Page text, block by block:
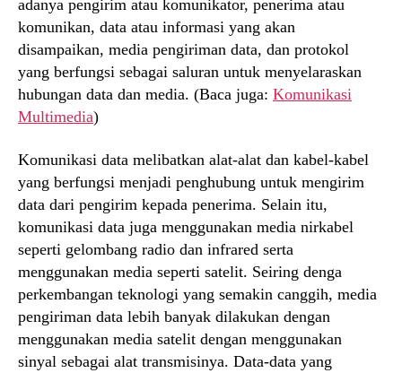
adanya pengirim atau komunikator, penerima atau
komunikan, data atau informasi yang akan
disampaikan, media pengiriman data, dan protokol
yang berfungsi sebagai saluran untuk menyelaraskan
hubungan data dan media. (Baca juga: Komunikasi
Multimedia)
Komunikasi data melibatkan alat-alat dan kabel-kabel
yang berfungsi menjadi penghubung untuk mengirim
data dari pengirim kepada penerima. Selain itu,
komunikasi data juga menggunakan media nirkabel
seperti gelombang radio dan infrared serta
menggunakan media seperti satelit. Seiring denga
perkembangan teknologi yang semakin canggih, media
pengiriman data lebih banyak dilakukan dengan
menggunakan media satelit dengan menggunakan
sinyal sebagai alat transmisinya. Data-data yang